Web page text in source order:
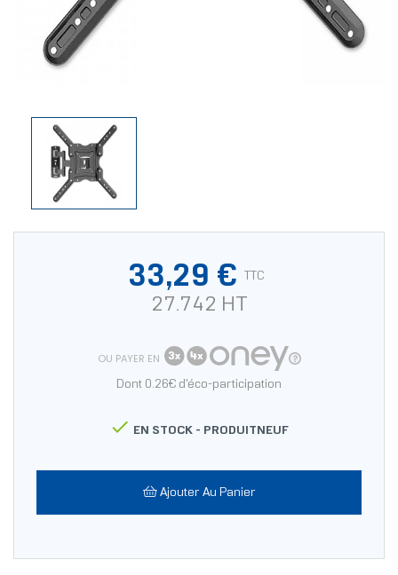
33,29 € TTC
27.742 HT
OU PAYER EN
Dont 0.26€ d'éco-participation
 EN STOCK - PRODUITNEUF
Ajouter Au Panier